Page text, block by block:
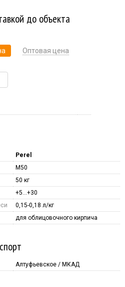
до объекта
Оптовая цена
Perel
M50
50 кг
+5…+30
0,15-0,18 л/кг
для облицовочного кирпича
Алтуфьевское / МКАД